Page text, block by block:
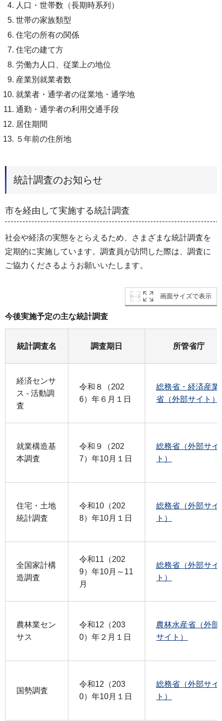
人口・世帯数（長期時系列）
世帯の家族類型
住宅の所有の関係
住宅の建て方
労働力人口、従業上の地位
産業別就業者数
就業者・通学者の従業地・通学地
通勤・通学者の利用交通手段
居住期間
５年前の住所地
統計調査のお知らせ
市を経由して実施する統計調査
社会や経済の実態をとらえるため、さまざまな統計調査を
定期的に実施しています。調査員が訪問した際は、調査に
ご協力くださるようお願いいたします。
画面サイズで表示
今後実施予定の主な統計調査
統計調査名 調査期日 所管省庁
経済センサ
ス - 活動調
査
令和８（202
6）年６月１日
総務省・経済産業
省（外部サイト）
就業構造基
本調査
令和９（202
7）年10月１日
総務省（外部サイ
ト）
住宅・土地
統計調査
令和10（202
8）年10月１日
総務省（外部サイ
ト）
全国家計構
造調査
令和11（202
9）年10月～11
月
総務省（外部サイ
ト）
農林業セン
サス
令和12（203
0）年２月１日
農林水産省（外部
サイト）
国勢調査
令和12（203
0）年10月１日
総務省（外部サイ
ト）